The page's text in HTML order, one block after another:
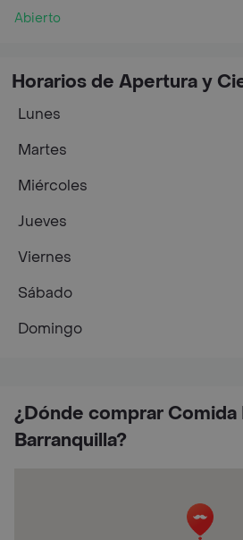
Abierto
¿Dónde comprar Comida
Barranquilla?
Horarios de Apertura y
Lunes
Martes
Miércoles
Jueves
Viernes
Sábado
Domingo